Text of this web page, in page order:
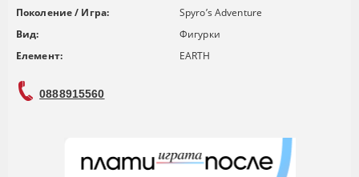
Поколение / Игра:
Spyro’s Adventure
Вид:
Фигурки
Елемент:
EARTH
0888915560